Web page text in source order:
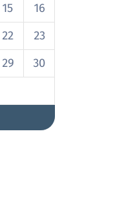
15
16
22
23
29
30